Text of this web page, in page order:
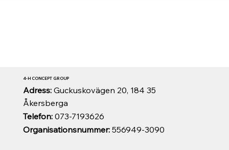
Organisationsnummer:556949-3090
Telefon:073-7193626
Adress: Guckuskovägen 20, 184 35
Åkersberga
4-H CONCEPT GROUP